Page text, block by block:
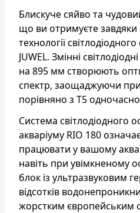
Блискуче сяйво та
що ви отримуєте завдяки
технології
JUWEL. Змінні
на 895 мм створюють
спектр, заощаджуючи при
порівняно з T5
Система світлодіодного
акваріуму RIO 180
працювати у вашому
навіть при увімкненому
блок із ультразвуковим
відсотків
жорстким європейським